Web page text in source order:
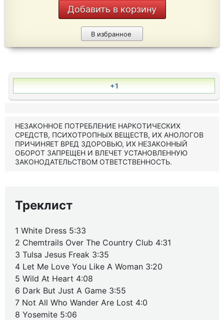
Добавить в корзину
В избранное
+1
НЕЗАКОННОЕ ПОТРЕБЛЕНИЕ НАРКОТИЧЕСКИХ
СРЕДСТВ, ПСИХОТРОПНЫХ ВЕЩЕСТВ, ИХ АНОЛОГОВ
ПРИЧИНЯЕТ ВРЕД ЗДОРОВЬЮ, ИХ НЕЗАКОННЫЙ
ОБОРОТ ЗАПРЕЩЕН И ВЛЕЧЕТ УСТАНОВЛЕННУЮ
ЗАКОНОДАТЕЛЬСТВОМ ОТВЕТСТВЕННОСТЬ.
Треклист
1 White Dress 5:33
2 Chemtrails Over The Country Club 4:31
3 Tulsa Jesus Freak 3:35
4 Let Me Love You Like A Woman 3:20
5 Wild At Heart 4:08
6 Dark But Just A Game 3:55
7 Not All Who Wander Are Lost 4:0
8 Yosemite 5:06